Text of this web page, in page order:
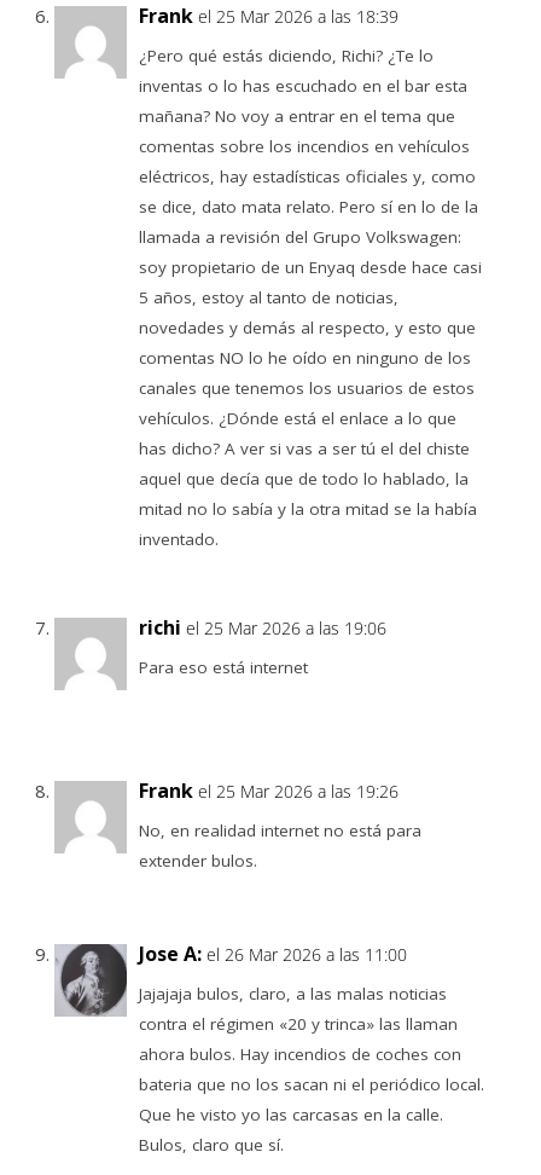
Frank el 25 Mar 2026 a las 18:39
¿Pero qué estás diciendo, Richi? ¿Te lo
inventas o lo has escuchado en el bar esta
mañana? No voy a entrar en el tema que
comentas sobre los incendios en vehículos
eléctricos, hay estadísticas oficiales y, como
se dice, dato mata relato. Pero sí en lo de la
llamada a revisión del Grupo Volkswagen:
soy propietario de un Enyaq desde hace casi
5 años, estoy al tanto de noticias,
novedades y demás al respecto, y esto que
comentas NO lo he oído en ninguno de los
canales que tenemos los usuarios de estos
vehículos. ¿Dónde está el enlace a lo que
has dicho? A ver si vas a ser tú el del chiste
aquel que decía que de todo lo hablado, la
mitad no lo sabía y la otra mitad se la había
inventado.
richi el 25 Mar 2026 a las 19:06
Para eso está internet
Frank el 25 Mar 2026 a las 19:26
No, en realidad internet no está para
extender bulos.
Jose A: el 26 Mar 2026 a las 11:00
Jajajaja bulos, claro, a las malas noticias
contra el régimen «20 y trinca» las llaman
ahora bulos. Hay incendios de coches con
bateria que no los sacan ni el periódico local.
Que he visto yo las carcasas en la calle.
Bulos, claro que sí.